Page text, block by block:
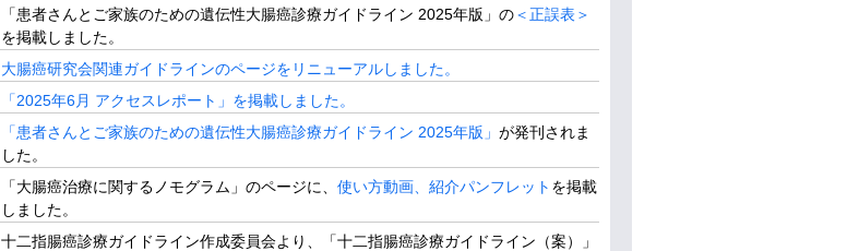
「患者さんとご家族のための遺伝性大腸癌診療ガイドライン 2025年版」の＜正誤表＞
を掲載しました。
大腸癌研究会関連ガイドラインのページをリニューアルしました。
「2025年6月 アクセスレポート」を掲載しました。
「患者さんとご家族のための遺伝性大腸癌診療ガイドライン 2025年版」 が発刊されま
した。
「大腸癌治療に関するノモグラム」のページに、 使い方動画、紹介パンフレット を掲載
しました。
十二指腸癌診療ガイドライン作成委員会より、「十二指腸癌診療ガイドライン（案）」